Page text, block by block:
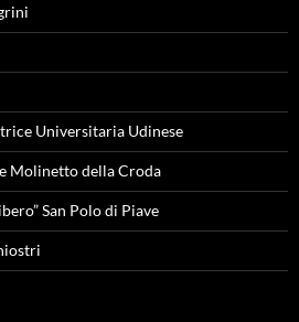
Universitaria Udinese
Molinetto della Croda
San Polo di Piave